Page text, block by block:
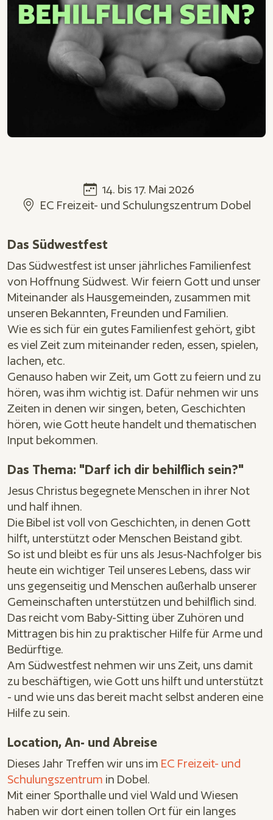
Datum und Uhrzeit
14. bis 17. Mai 2026
Ort
EC Freizeit- und Schulungszentrum Dobel
Beschreibung
Das Südwestfest
Das Südwestfest ist unser jährliches Familienfest
von Hoffnung Südwest. Wir feiern Gott und unser
Miteinander als Hausgemeinden, zusammen mit
unseren Bekannten, Freunden und Familien.
Wie es sich für ein gutes Familienfest gehört, gibt
es viel Zeit zum miteinander reden, essen, spielen,
lachen, etc.
Genauso haben wir Zeit, um Gott zu feiern und zu
hören, was ihm wichtig ist. Dafür nehmen wir uns
Zeiten in denen wir singen, beten, Geschichten
hören, wie Gott heute handelt und thematischen
Input bekommen.
Das Thema: "Darf ich dir behilflich sein?"
Jesus Christus begegnete Menschen in ihrer Not
und half ihnen.
Die Bibel ist voll von Geschichten, in denen Gott
hilft, unterstützt oder Menschen Beistand gibt.
So ist und bleibt es für uns als Jesus-Nachfolger bis
heute ein wichtiger Teil unseres Lebens, dass wir
uns gegenseitig und Menschen außerhalb unserer
Gemeinschaften unterstützen und behilflich sind.
Das reicht vom Baby-Sitting über Zuhören und
Mittragen bis hin zu praktischer Hilfe für Arme und
Bedürftige.
Am Südwestfest nehmen wir uns Zeit, uns damit
zu beschäftigen, wie Gott uns hilft und unterstützt
- und wie uns das bereit macht selbst anderen eine
Hilfe zu sein.
Location, An- und Abreise
Dieses Jahr Treffen wir uns im EC Freizeit- und
Schulungszentrum in Dobel.
Mit einer Sporthalle und viel Wald und Wiesen
haben wir dort einen tollen Ort für ein langes